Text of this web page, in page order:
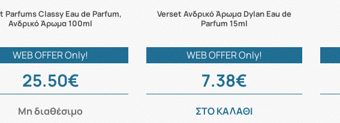
Parfums Classy Eau de Parfum,
Ανδρικό Άρωμα 100ml
WEB OFFER Only!
25.50€
Μη διαθέσιμο
Verset Ανδρικό Άρωμα Dylan Eau de
Parfum 15ml
WEB OFFER Only!
7.38€
ΣΤΟ ΚΑΛΑΘΙ